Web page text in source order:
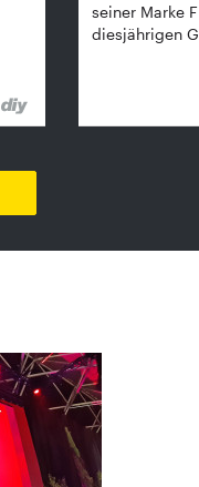
seiner Marke
diesjährigen